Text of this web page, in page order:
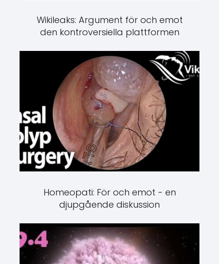
Wikileaks: Argument för och emot
den kontroversiella plattformen
Homeopati: För och emot - en
djupgående diskussion